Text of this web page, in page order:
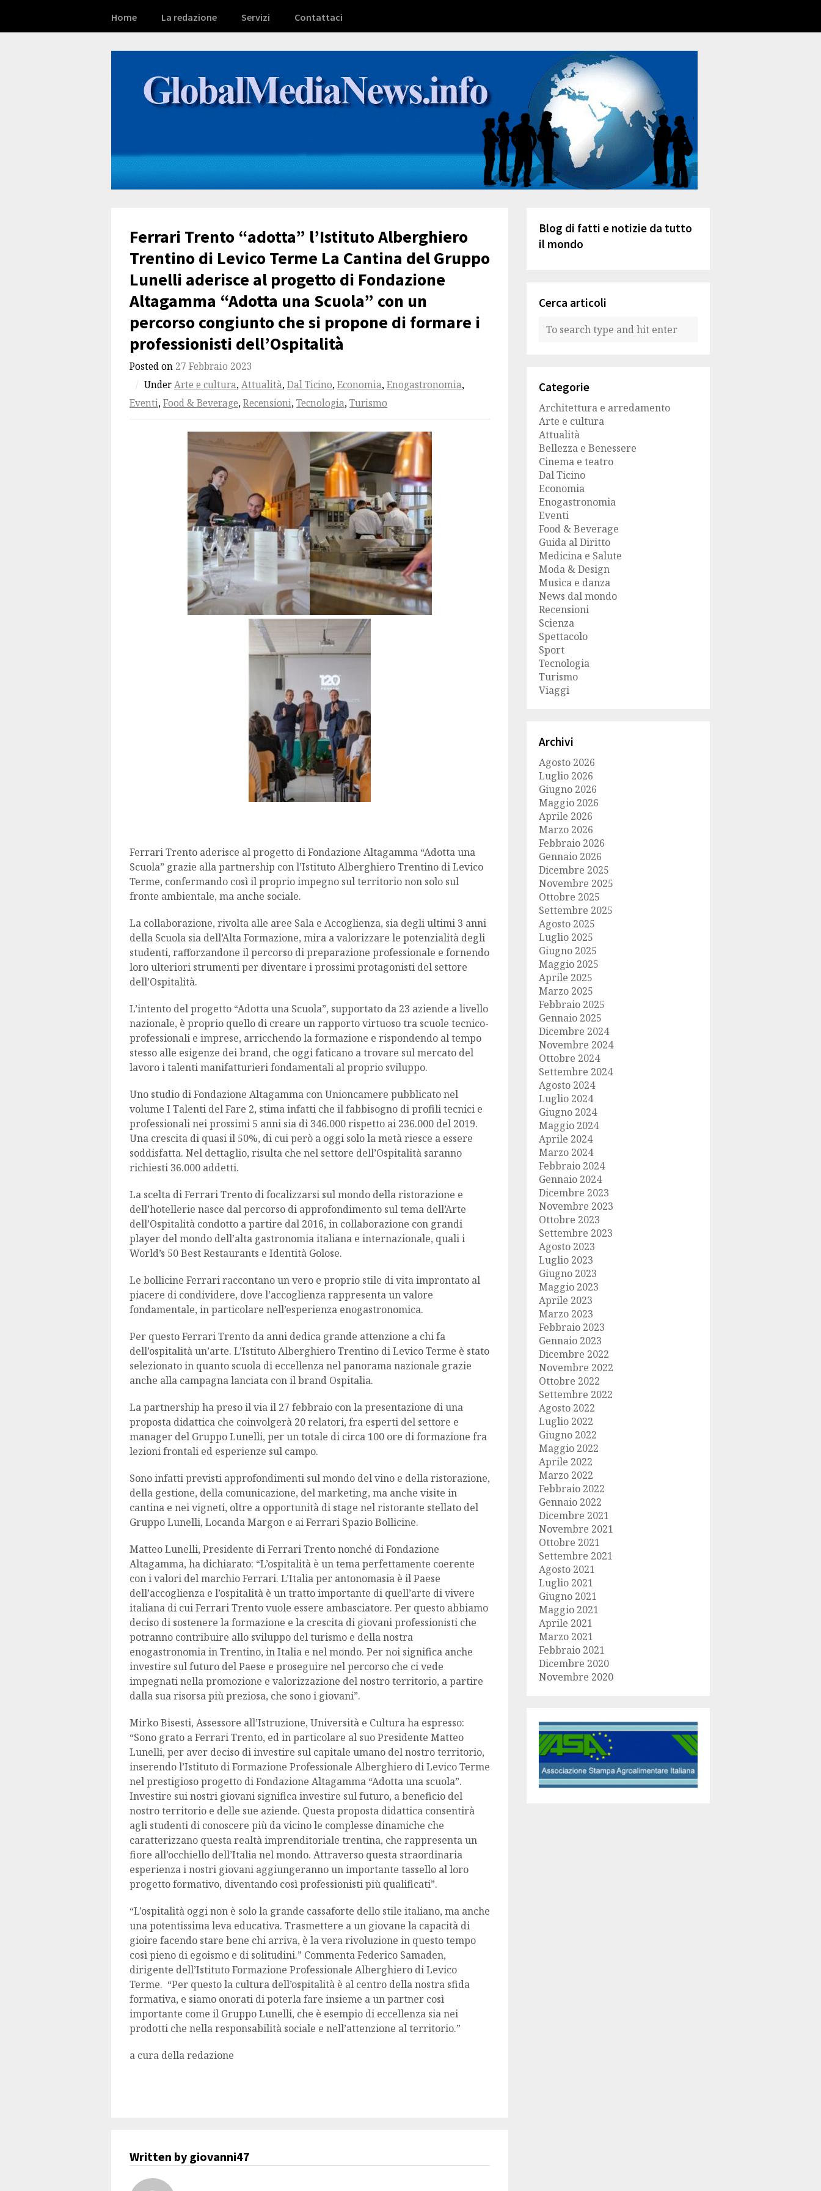
Home La redazione Servizi Contattaci
Ferrari Trento “adotta” l’Istituto Alberghiero
Trentino di Levico Terme La Cantina del Gruppo
Lunelli aderisce al progetto di Fondazione
Altagamma “Adotta una Scuola” con un
percorso congiunto che si propone di formare i
professionisti dell’Ospitalità
Posted on 27 Febbraio 2023
/ UnderArte e cultura,Attualità,Dal Ticino,Economia,Enogastronomia,
Eventi,Food & Beverage,Recensioni,Tecnologia,Turismo
Ferrari Trento aderisce al progetto di Fondazione Altagamma “Adotta una
Scuola” grazie alla partnership con l’Istituto Alberghiero Trentino di Levico
Terme, confermando così il proprio impegno sul territorio non solo sul
fronte ambientale, ma anche sociale.
La collaborazione, rivolta alle aree Sala e Accoglienza, sia degli ultimi 3 anni
della Scuola sia dell’Alta Formazione, mira a valorizzare le potenzialità degli
studenti, rafforzandone il percorso di preparazione professionale e fornendo
loro ulteriori strumenti per diventare i prossimi protagonisti del settore
dell’Ospitalità.
L’intento del progetto “Adotta una Scuola”, supportato da 23 aziende a livello
nazionale, è proprio quello di creare un rapporto virtuoso tra scuole tecnico-
professionali e imprese, arricchendo la formazione e rispondendo al tempo
stesso alle esigenze dei brand, che oggi faticano a trovare sul mercato del
lavoro i talenti manifatturieri fondamentali al proprio sviluppo.
Uno studio di Fondazione Altagamma con Unioncamere pubblicato nel
volume I Talenti del Fare 2, stima infatti che il fabbisogno di profili tecnici e
professionali nei prossimi 5 anni sia di 346.000 rispetto ai 236.000 del 2019.
Una crescita di quasi il 50%, di cui però a oggi solo la metà riesce a essere
soddisfatta. Nel dettaglio, risulta che nel settore dell’Ospitalità saranno
richiesti 36.000 addetti.
La scelta di Ferrari Trento di focalizzarsi sul mondo della ristorazione e
dell’hotellerie nasce dal percorso di approfondimento sul tema dell’Arte
dell’Ospitalità condotto a partire dal 2016, in collaborazione con grandi
player del mondo dell’alta gastronomia italiana e internazionale, quali i
World’s 50 Best Restaurants e Identità Golose.
Le bollicine Ferrari raccontano un vero e proprio stile di vita improntato al
piacere di condividere, dove l’accoglienza rappresenta un valore
fondamentale, in particolare nell’esperienza enogastronomica.
Per questo Ferrari Trento da anni dedica grande attenzione a chi fa
dell’ospitalità un’arte. L’Istituto Alberghiero Trentino di Levico Terme è stato
selezionato in quanto scuola di eccellenza nel panorama nazionale grazie
anche alla campagna lanciata con il brand Ospitalia.
La partnership ha preso il via il 27 febbraio con la presentazione di una
proposta didattica che coinvolgerà 20 relatori, fra esperti del settore e
manager del Gruppo Lunelli, per un totale di circa 100 ore di formazione fra
lezioni frontali ed esperienze sul campo.
Sono infatti previsti approfondimenti sul mondo del vino e della ristorazione,
della gestione, della comunicazione, del marketing, ma anche visite in
cantina e nei vigneti, oltre a opportunità di stage nel ristorante stellato del
Gruppo Lunelli, Locanda Margon e ai Ferrari Spazio Bollicine.
Matteo Lunelli, Presidente di Ferrari Trento nonché di Fondazione
Altagamma, ha dichiarato: “L’ospitalità è un tema perfettamente coerente
con i valori del marchio Ferrari. L’Italia per antonomasia è il Paese
dell’accoglienza e l’ospitalità è un tratto importante di quell’arte di vivere
italiana di cui Ferrari Trento vuole essere ambasciatore. Per questo abbiamo
deciso di sostenere la formazione e la crescita di giovani professionisti che
potranno contribuire allo sviluppo del turismo e della nostra
enogastronomia in Trentino, in Italia e nel mondo. Per noi significa anche
investire sul futuro del Paese e proseguire nel percorso che ci vede
impegnati nella promozione e valorizzazione del nostro territorio, a partire
dalla sua risorsa più preziosa, che sono i giovani”.
Mirko Bisesti, Assessore all’Istruzione, Università e Cultura ha espresso:
“Sono grato a Ferrari Trento, ed in particolare al suo Presidente Matteo
Lunelli, per aver deciso di investire sul capitale umano del nostro territorio,
inserendo l’Istituto di Formazione Professionale Alberghiero di Levico Terme
nel prestigioso progetto di Fondazione Altagamma “Adotta una scuola”.
Investire sui nostri giovani significa investire sul futuro, a beneficio del
nostro territorio e delle sue aziende. Questa proposta didattica consentirà
agli studenti di conoscere più da vicino le complesse dinamiche che
caratterizzano questa realtà imprenditoriale trentina, che rappresenta un
fiore all’occhiello dell’Italia nel mondo. Attraverso questa straordinaria
esperienza i nostri giovani aggiungeranno un importante tassello al loro
progetto formativo, diventando così professionisti più qualificati”.
“L’ospitalità oggi non è solo la grande cassaforte dello stile italiano, ma anche
una potentissima leva educativa. Trasmettere a un giovane la capacità di
gioire facendo stare bene chi arriva, è la vera rivoluzione in questo tempo
così pieno di egoismo e di solitudini.” Commenta Federico Samaden,
dirigente dell’Istituto Formazione Professionale Alberghiero di Levico
Terme. “Per questo la cultura dell’ospitalità è al centro della nostra sfida
formativa, e siamo onorati di poterla fare insieme a un partner così
importante come il Gruppo Lunelli, che è esempio di eccellenza sia nei
prodotti che nella responsabilità sociale e nell’attenzione al territorio.”
a cura della redazione
Written by giovanni47
Blog di fatti e notizie da tutto
il mondo
Cerca articoli
Categorie
Architettura e arredamento
Arte e cultura
Attualità
Bellezza e Benessere
Cinema e teatro
Dal Ticino
Economia
Enogastronomia
Eventi
Food & Beverage
Guida al Diritto
Medicina e Salute
Moda & Design
Musica e danza
News dal mondo
Recensioni
Scienza
Spettacolo
Sport
Tecnologia
Turismo
Viaggi
Archivi
Agosto 2026
Luglio 2026
Giugno 2026
Maggio 2026
Aprile 2026
Marzo 2026
Febbraio 2026
Gennaio 2026
Dicembre 2025
Novembre 2025
Ottobre 2025
Settembre 2025
Agosto 2025
Luglio 2025
Giugno 2025
Maggio 2025
Aprile 2025
Marzo 2025
Febbraio 2025
Gennaio 2025
Dicembre 2024
Novembre 2024
Ottobre 2024
Settembre 2024
Agosto 2024
Luglio 2024
Giugno 2024
Maggio 2024
Aprile 2024
Marzo 2024
Febbraio 2024
Gennaio 2024
Dicembre 2023
Novembre 2023
Ottobre 2023
Settembre 2023
Agosto 2023
Luglio 2023
Giugno 2023
Maggio 2023
Aprile 2023
Marzo 2023
Febbraio 2023
Gennaio 2023
Dicembre 2022
Novembre 2022
Ottobre 2022
Settembre 2022
Agosto 2022
Luglio 2022
Giugno 2022
Maggio 2022
Aprile 2022
Marzo 2022
Febbraio 2022
Gennaio 2022
Dicembre 2021
Novembre 2021
Ottobre 2021
Settembre 2021
Agosto 2021
Luglio 2021
Giugno 2021
Maggio 2021
Aprile 2021
Marzo 2021
Febbraio 2021
Dicembre 2020
Novembre 2020